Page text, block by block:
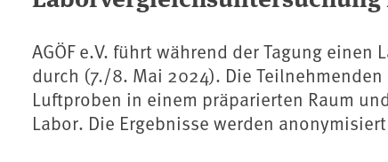
AGÖF e.V. führt während der Tagung einen
durch (7./8. Mai 2024). Die
Luftproben in einem präparierten Raum
Labor. Die Ergebnisse werden